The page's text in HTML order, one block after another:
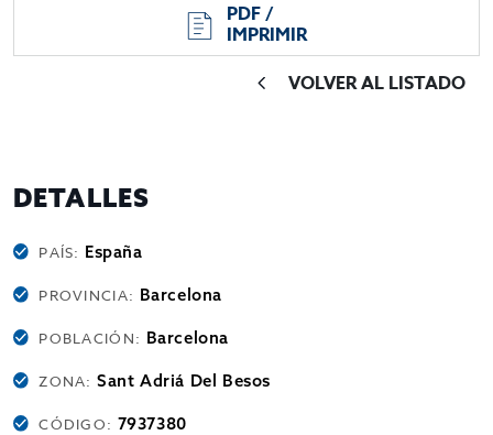
PDF /
IMPRIMIR
VOLVER AL LISTADO
DETALLES
PAÍS: España
PROVINCIA: Barcelona
POBLACIÓN: Barcelona
ZONA:Sant Adriá Del Besos
CÓDIGO: 7937380